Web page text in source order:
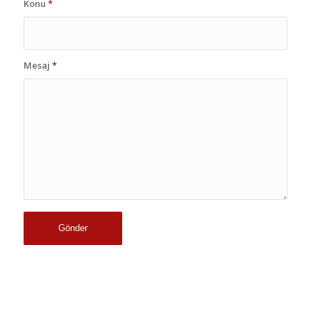
Konu *
Mesaj *